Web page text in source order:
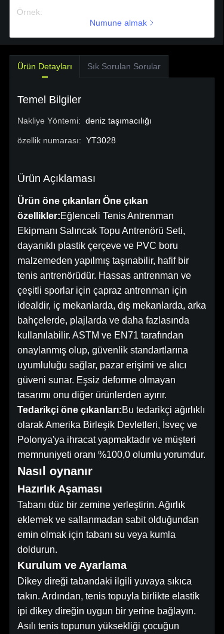
Örnek:
Numune almak
Ürün Detayları Sık Sorulan Sorular
Temel Bilgiler
Nakliye Yöntemi: deniz taşımacılığı
özellik numarası: YT3028
Ürün Açıklaması
Ürün öne çıkanları Öne çıkan
özellikler:Eğlenceli Tenis Antrenman
Ekipmanı Salıncak Topu Antrenörü Seti,
dayanıklı plastik çerçeve ve PVC boru
malzemeden yapılmış taşınabilir, hafif bir
tenis antrenörüdür. Hassas antrenman ve
çeşitli sporlar için çapraz antrenman için
idealdir, iç mekanlarda, dış mekanlarda, arka
bahçelerde, plajlarda ve daha fazlasında
kullanılabilir. ASTM ve EN71 tarafından
onaylanmış olup, güvenlik standartlarına
uyumluluğu sağlar, pazar erişimi ve alıcı
güveni sunar. Eşsiz deforme olmayan
tasarımı onu diğer ürünlerden ayırır.
Tedarikçi öne çıkanları:Bu tedarikçi ağırlıklı
olarak Amerika Birleşik Devletleri, İsveç ve
Polonya'ya ihracat yapmaktadır ve müşteri
memnuniyeti oranı %100,0 olumlu yorumdur.
Nasıl oynanır
Hazırlık Aşaması
Tabanı düz bir zemine yerleştirin. Ağırlık
eklemek ve sallanmadan sabit olduğundan
emin olmak için tabanı su veya kumla
doldurun.
Kurulum ve Ayarlama
Dikey direği tabandaki ilgili yuvaya sıkıca
takın. Ardından, tenis topuyla birlikte elastik
ipi dikey direğin uygun bir yerine bağlayın.
Asılı tenis topunun yüksekliği çocuğun